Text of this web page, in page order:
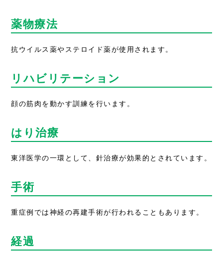
薬物療法
抗ウイルス薬やステロイド薬が使用されます。
リハビリテーション
顔の筋肉を動かす訓練を行います。
はり治療
東洋医学の一環として、針治療が効果的とされています。
手術
重症例では神経の再建手術が行われることもあります。
経過